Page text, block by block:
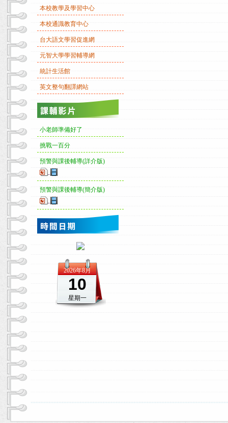
本校教學及學習中心
本校通識教育中心
台大語文學習促進網
元智大學學習輔導網
統計生活館
英文整句翻譯網站
小老師準備好了
挑戰一百分
預警與課後輔導(詳介版)
-
預警與課後輔導(簡介版)
-
2026年8月
10
星期一